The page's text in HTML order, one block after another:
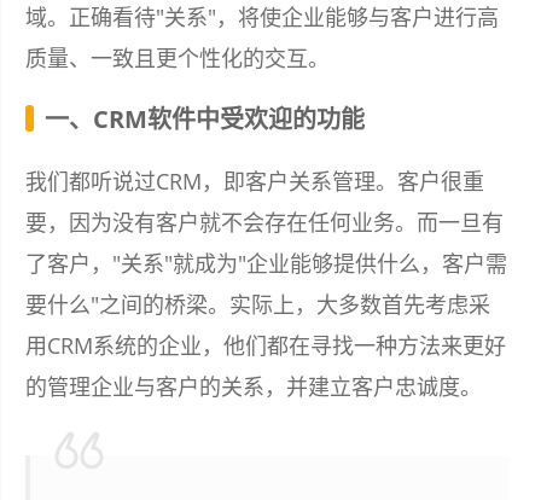
域。正确看待"关系"，将使企业能够与客户进行高
质量、一致且更个性化的交互。
一、CRM软件中受欢迎的功能
我们都听说过CRM，即客户关系管理。客户很重
要，因为没有客户就不会存在任何业务。而一旦有
了客户，"关系"就成为"企业能够提供什么，客户需
要什么"之间的桥梁。实际上，大多数首先考虑采
用CRM系统的企业，他们都在寻找一种方法来更好
的管理企业与客户的关系，并建立客户忠诚度。